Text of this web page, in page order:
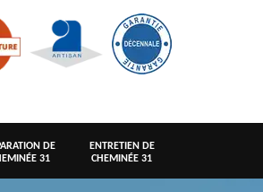
DE
31
ENTRETIEN DE
CHEMINÉE 31